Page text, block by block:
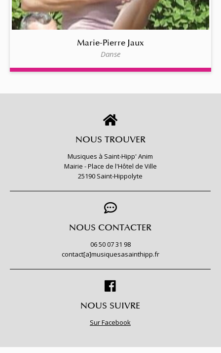
Marie-Pierre Jaux
Danse
NOUS TROUVER
Musiques à Saint-Hipp' Anim
Mairie - Place de l'Hôtel de Ville
25190 Saint-Hippolyte
NOUS CONTACTER
06 50 07 31 98
contact[a]musiquesasainthipp.fr
NOUS SUIVRE
Sur Facebook